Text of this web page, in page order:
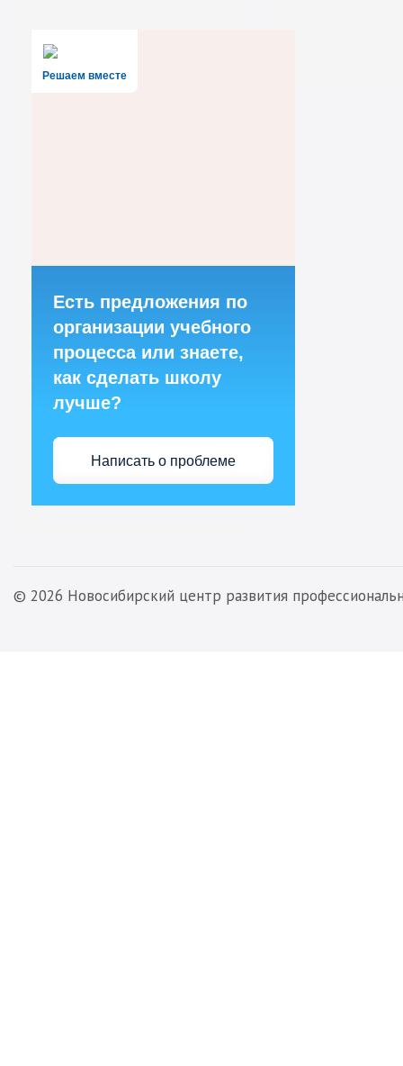
Решаем вместе
Есть предложения по
организации учебного
процесса или знаете,
как сделать школу
лучше?
Написать о проблеме
© 2026 Новосибирский центр развития